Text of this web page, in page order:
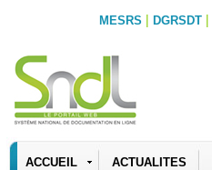
MESRS | DGRSDT |
ACCUEIL ACTUALITES